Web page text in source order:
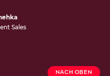
Sales
Nach Oben